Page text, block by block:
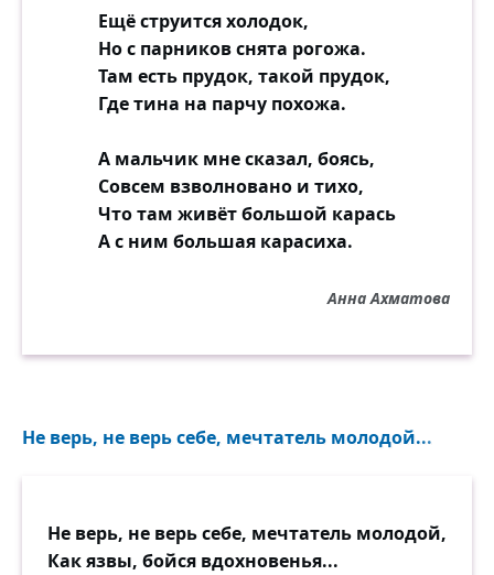
Ещё струится холодок,
Но с парников снята рогожа.
Там есть прудок, такой прудок,
Где тина на парчу похожа.
А мальчик мне сказал, боясь,
Совсем взволновано и тихо,
Что там живёт большой карась
А с ним большая карасиха.
Анна Ахматова
Не верь, не верь себе, мечтатель молодой...
Не верь, не верь себе, мечтатель молодой,
Как язвы, бойся вдохновенья...